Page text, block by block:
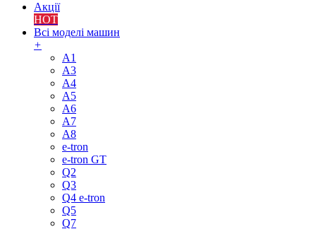
Акції
HOT
Всі моделі машин
+
A1
A3
A4
A5
A6
A7
A8
e-tron
e-tron GT
Q2
Q3
Q4 e-tron
Q5
Q7